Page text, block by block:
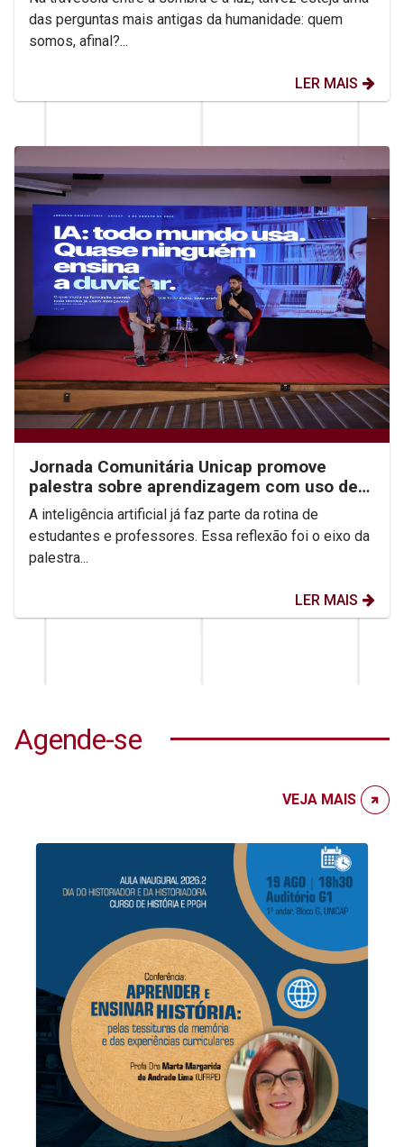
das perguntas mais antigas da humanidade: quem
somos, afinal?...
LER MAIS
Jornada Comunitária Unicap promove
palestra sobre aprendizagem com uso de
IA
A inteligência artificial já faz parte da rotina de
estudantes e professores. Essa reflexão foi o eixo da
palestra...
LER MAIS
Agende-se
VEJA MAIS